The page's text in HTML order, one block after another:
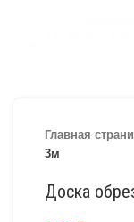
Главная
3м
Доска